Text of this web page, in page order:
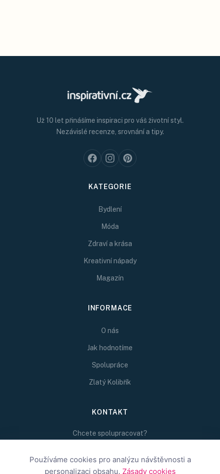
Už 10 let přinášíme inspiraci pro váš životní styl.
Nezávislé recenze, srovnání a tipy.
KATEGORIE
Bydlení
Móda
Zdraví a krása
Kreativní nápady
Magazín
INFORMACE
O nás
Jak hodnotíme
Spolupráce
Zlatý Kolibřík
KONTAKT
Chcete spolupracovat?
redakce@inspirativni.cz
Používáme cookies pro analýzu návštěvnosti a
personalizaci obsahu. Zásady cookies